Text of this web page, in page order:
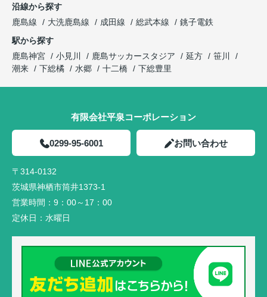
沿線から探す
鹿島線
大洗鹿島線 成田線 総武本線
銚子電鉄
駅から探す
鹿島神宮
小見川 鹿島サッカースタジア 延方
笹川
潮来
下総橘 水郷 十二橋 下総豊里
有限会社平泉コーポレーション
0299-95-6001 お問い合わせ
〒314-0132
茨城県神栖市筒井1373-1
営業時間： 9：00～17：00
定休日： 水曜日